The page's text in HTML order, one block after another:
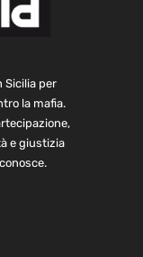
Sicilia per
la mafia.
e giustizia